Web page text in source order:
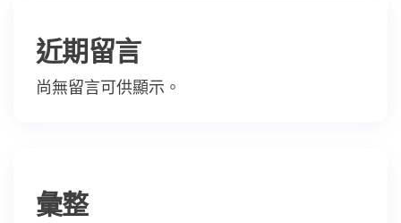
近期留言
尚無留言可供顯示。
彙整